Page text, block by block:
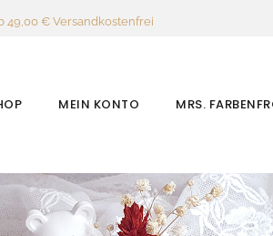
49,00 € Versandkostenfrei
MEIN KONTO MRS.